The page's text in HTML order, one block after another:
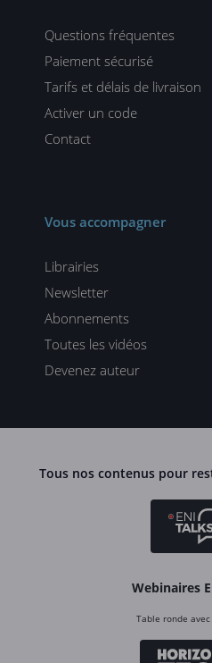
Questions fréquentes
Paiement sécurisé
Tarifs et délais de livraison
Activer un code
Contact
Vous accompagner
Librairies
Newsletter
Abonnements
Toutes les vidéos
Devenez auteur
Tous nos contenus pour
Webinaires
Table ronde